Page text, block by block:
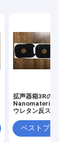
拡声器箱3Rの
Nanomaterial
ウレタン反スリ
ベストプラ